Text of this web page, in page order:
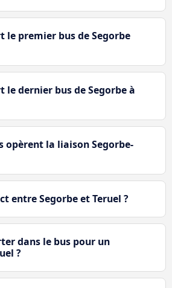
le premier bus de Segorbe
le dernier bus de Segorbe à
opèrent la liaison Segorbe-
entre Segorbe et Teruel ?
dans le bus pour un
?